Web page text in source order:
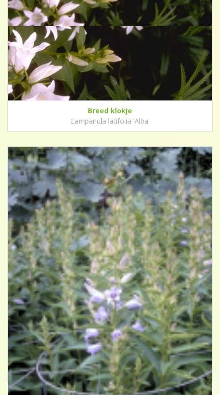
Breed klokje
Campanula latifolia 'Alba'
Breedbladig klokje
Campanula latifolia 'Gloaming'